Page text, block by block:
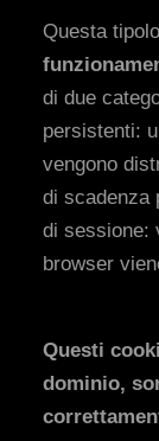
Questa
di due
persistenti:
vengono
di scadenza
di sessione:
browser
Questi
dominio,